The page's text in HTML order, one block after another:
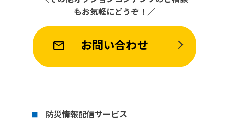
もお気軽にどうぞ！／
お問い合わせ
■
防災情報配信サービス